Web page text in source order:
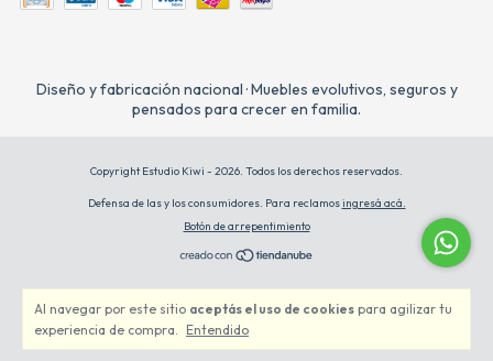
Al navegar por este sitio aceptás el uso de cookies para agilizar tu
experiencia de compra. Entendido
Diseño y fabricación nacional · Muebles evolutivos, seguros y
pensados para crecer en familia.
Copyright Estudio Kiwi - 2026. Todos los derechos reservados.
Defensa de las y los consumidores. Para reclamosingresá acá.
Botón de arrepentimiento